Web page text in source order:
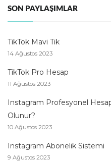
SON PAYLAŞIMLAR
TikTok Mavi Tik
14 Ağustos 2023
TikTok Pro Hesap
11 Ağustos 2023
Instagram Profesyonel
Olunur?
10 Ağustos 2023
Instagram Abonelik Sistemi
9 Ağustos 2023